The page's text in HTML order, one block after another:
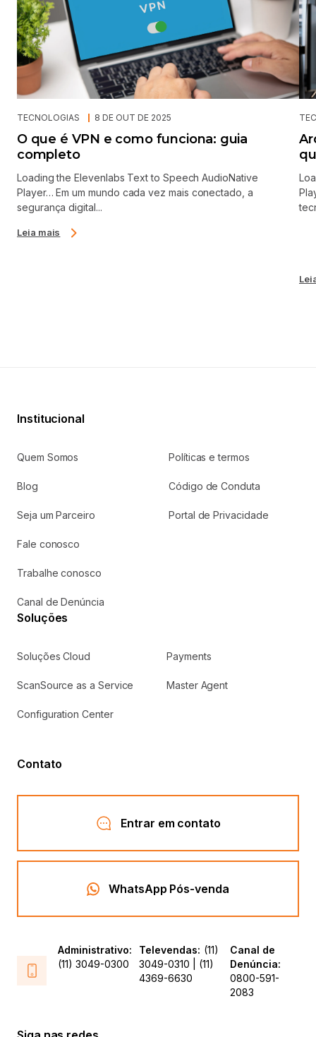
TECNOLOGIAS 8 DE OUT DE 2025
O que é VPN e como funciona: guia
completo
Loading the Elevenlabs Text to Speech AudioNative
Player… Em um mundo cada vez mais conectado, a
segurança digital...
Leia mais
Institucional
Quem Somos Políticas e termos
Blog Código de Conduta
Seja um Parceiro Portal de Privacidade
Fale conosco
Trabalhe conosco
Canal de Denúncia
Soluções
Soluções Cloud Payments
ScanSource as a Service Master Agent
Configuration Center
Contato
Entrar em contato
WhatsApp Pós-venda
Administrativo:
(11) 3049-0300
Televendas: (11)
3049-0310 | (11)
4369-6630
Canal de
Denúncia:
0800-591-
2083